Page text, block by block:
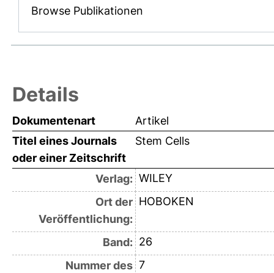
Browse Publikationen
Details
Dokumentenart
Artikel
Titel eines Journals
oder einer Zeitschrift
Stem Cells
Verlag: WILEY
Ort der
Veröffentlichung:
HOBOKEN
Band: 26
Nummer des 7